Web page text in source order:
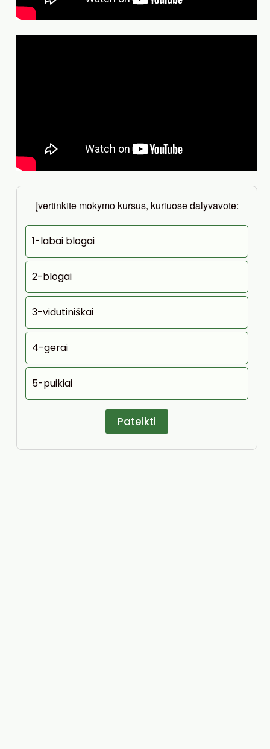
Įvertinkite mokymo kursus, kuriuose dalyvavote:
1-labai blogai
2-blogai
3-vidutiniškai
4-gerai
5-puikiai